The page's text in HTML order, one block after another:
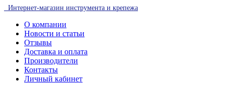
Интернет-магазин инструмента и крепежа
О компании
Новости и статьи
Отзывы
Доставка и оплата
Производители
Контакты
Личный кабинет